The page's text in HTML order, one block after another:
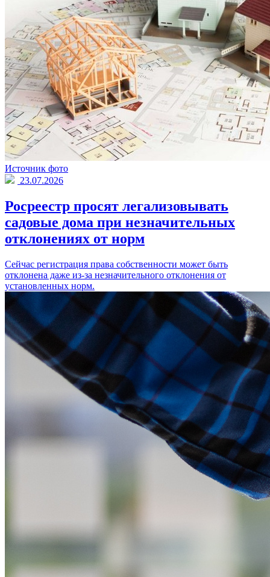
Источник фото
23.07.2026
Росреестр просят легализовывать
садовые дома при незначительных
отклонениях от норм
Сейчас регистрация права собственности может быть
отклонена даже из-за незначительного отклонения от
установленных норм.